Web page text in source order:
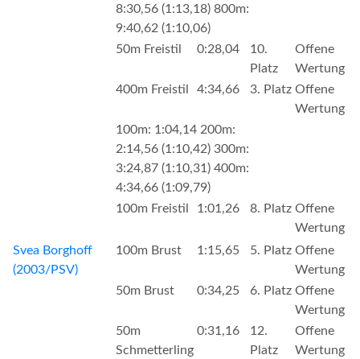
8:30,56 (1:13,18) 800m:
9:40,62 (1:10,06)
50m Freistil
0:28,04
10.
Platz
Offene
Wertung
400m Freistil
4:34,66 3. Platz Offene
Wertung
100m: 1:04,14 200m:
2:14,56 (1:10,42) 300m:
3:24,87 (1:10,31) 400m:
4:34,66 (1:09,79)
100m Freistil
1:01,26 8. Platz Offene
Wertung
Svea Borghoff
(2003/PSV)
100m Brust 1:15,65 5. Platz Offene
Wertung
50m Brust
0:34,25 6. Platz Offene
Wertung
50m
Schmetterling
0:31,16
12.
Platz
Offene
Wertung